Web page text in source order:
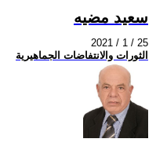
سعيد مضيه
2021 / 1 / 25
الثورات والانتفاضات الجماهيرية